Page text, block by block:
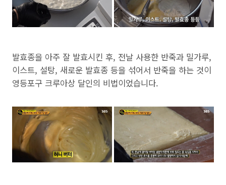
발효종을 아주 잘 발효시킨 후, 전날 사용한 반죽과 밀가루,
이스트, 설탕, 새로운 발효종 등을 섞어서 반죽을 하는 것이
영등포구 크루아상 달인의 비법이었습니다.